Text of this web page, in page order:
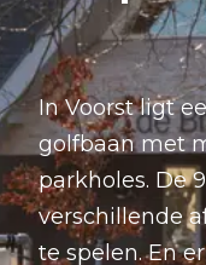
In Voorst ligt
golfbaan met
parkholes. De
verschillende
te spelen. En